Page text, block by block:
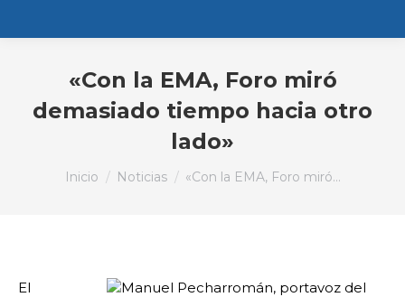
«Con la EMA, Foro miró
demasiado tiempo hacia otro
lado»
Estás aquí:
Inicio Noticias «Con la EMA, Foro miró…
El